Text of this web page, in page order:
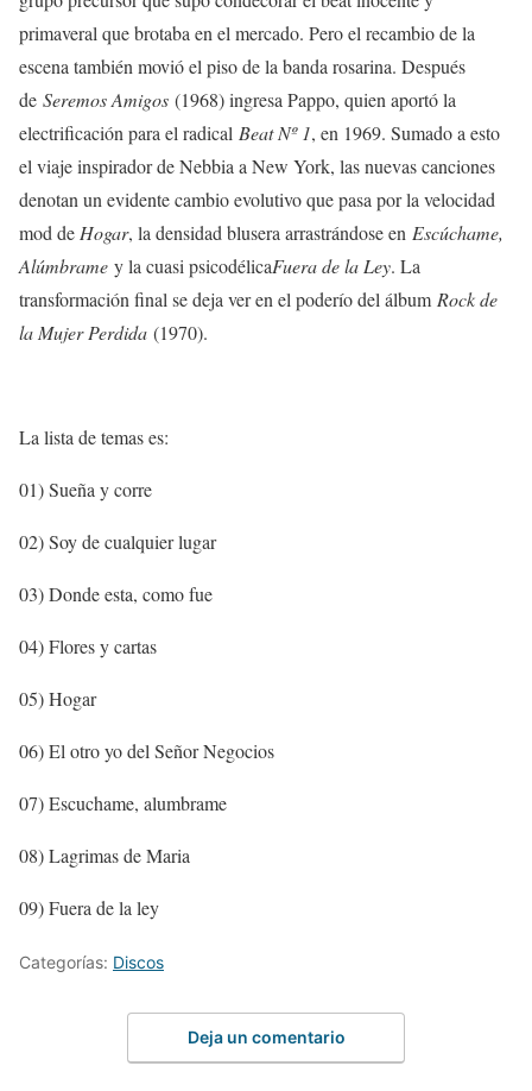
primaveral que brotaba en el mercado. Pero el recambio de la
escena también movió el piso de la banda rosarina. Después
de Seremos Amigos (1968) ingresa Pappo, quien aportó la
electrificación para el radical Beat Nº 1, en 1969. Sumado a esto
el viaje inspirador de Nebbia a New York, las nuevas canciones
denotan un evidente cambio evolutivo que pasa por la velocidad
mod de Hogar, la densidad blusera arrastrándose en Escúchame,
Alúmbrame y la cuasi psicodélicaFuera de la Ley. La
transformación final se deja ver en el poderío del álbum Rock de
la Mujer Perdida (1970).
La lista de temas es:
01) Sueña y corre
02) Soy de cualquier lugar
03) Donde esta, como fue
04) Flores y cartas
05) Hogar
06) El otro yo del Señor Negocios
07) Escuchame, alumbrame
08) Lagrimas de Maria
09) Fuera de la ley
Categorías: Discos
Deja un comentario